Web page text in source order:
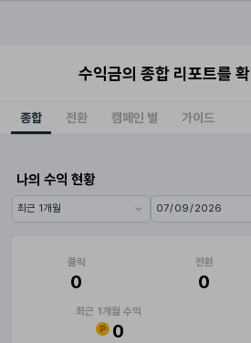
수익금의 종합 리포트를
종합 전환 캠페인 별 가이드
나의 수익 현황
기간 프리셋 시작일
종료일
클릭
0
전환
0
최근 1개월 수익
0